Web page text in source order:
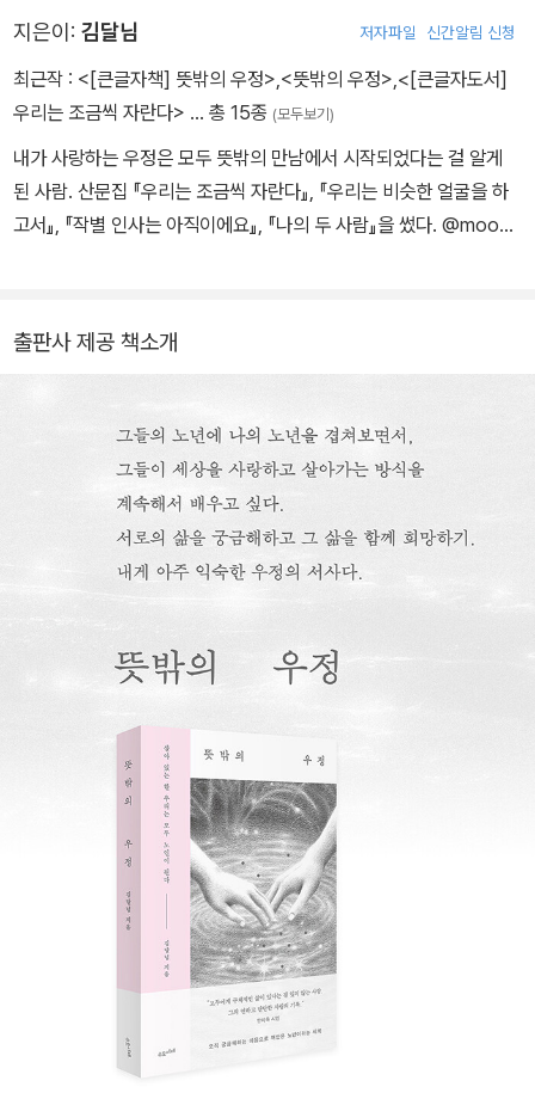
간이며, 수많은 변화 속에서도‘나’로 최대치로 살아보는 시간이다. 이
책은 ‘노년’이라는 시간을 우리의 과거 현재 미래에 나란히 겹쳐두게
한다. 우리가 함께 살아가는 존재임을 알게 한다. 그러므로 《뜻밖의
우정》은 연하고 단단한 사랑의 기록이다.
지은이: 김달님 저자파일 신간알림 신청
최근작 : <[큰글자책] 뜻밖의 우정> <뜻밖의 우정> <[큰글자도서]
우리는 조금씩 자란다> … 총 15종 (모두보기)
내가 사랑하는 우정은 모두 뜻밖의 만남에서 시작되었다는 걸 알게
된 사람. 산문집 『우리는 조금씩 자란다』, 『우리는 비슷한 얼굴을 하
고서』, 『작별 인사는 아직이에요』, 『나의 두 사람』을 썼다. @moonli
출판사 제공 책소개